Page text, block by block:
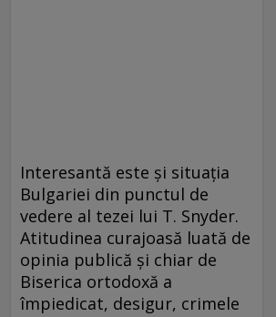
Interesantă este şi situaţia
Bulgariei din punctul de
vedere al tezei lui T. Snyder.
Atitudinea curajoasă luată de
opinia publică şi chiar de
Biserica ortodoxă a
împiedicat, desigur, crimele